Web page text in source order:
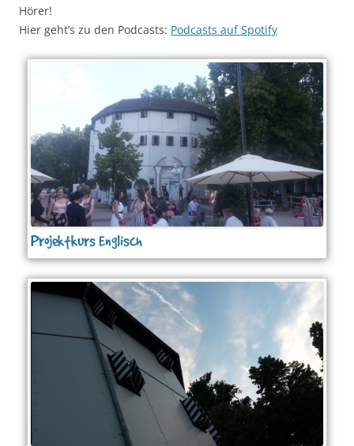
Hörer!
Hier geht’s zu den Podcasts: Podcasts auf Spotify
Projektkurs Englisch